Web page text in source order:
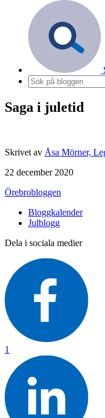
Saga i juletid
Skrivet av Åsa Mörner,
22 december 2020
Örebrobloggen
Bloggkalender
Julblogg
Dela i sociala medier
1